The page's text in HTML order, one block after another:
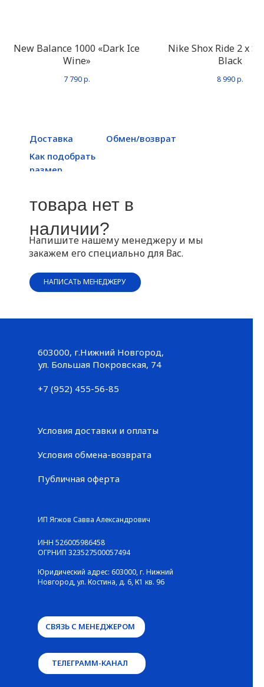
New Balance 1000 «Dark Ice
Wine»
7 790 р.
Nike Shox Ride 2 x
Black
8 990 р.
Доставка
Обмен/возврат
Как подобрать
размер
товара нет в
наличии?
Напишите нашему менеджеру и мы
закажем его специально для Вас.
НАПИСАТЬ МЕНЕДЖЕРУ
Большая Покровская, 74
+7 (952) 455-56-85
603000, г.Нижний Новгород,
ул. Большая Покровская, 74
+7 (952) 455-56-85
Условия доставки и оплаты
Условия обмена-возврата
Публичная оферта
СВЯЗЬ С МЕНЕДЖЕРОМ
ТЕЛЕГРАММ-КАНАЛ
ИП Ягжов Савва Александрович
ИНН 526005986458
ОГРНИП 323527500057494
Юридический адрес: 603000, г. Нижний
Новгород, ул. Костина, д. 6, К1 кв. 96